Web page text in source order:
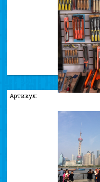
ЗАВОД ПО
ТА
Артикул: